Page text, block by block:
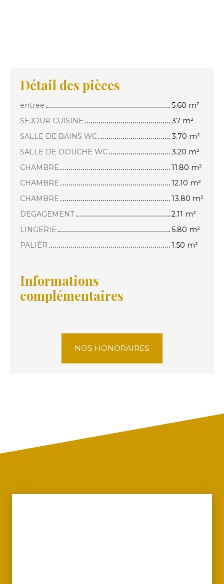
Détail des pièces
entree
5.60 m²
SEJOUR CUISINE
37 m²
SALLE DE BAINS WC
3.70 m²
SALLE DE DOUCHE WC
3.20 m²
CHAMBRE
11.80 m²
CHAMBRE
12.10 m²
CHAMBRE
13.80 m²
DEGAGEMENT
2.11 m²
LINGERIE
5.80 m²
PALIER
1.50 m²
Informations
complémentaires
NOS HONORAIRES